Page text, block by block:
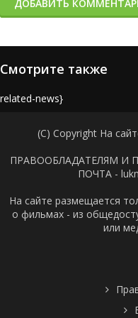
ДОБАВИТЬ
Смотрите также
news}
(C) Copyright На
ПРАВООБЛАДАТЕЛЯМ И
ПОЧТА -
На сайте размещается
о фильмах - из
или